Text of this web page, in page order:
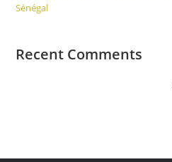
Sénégal
Recent Comments